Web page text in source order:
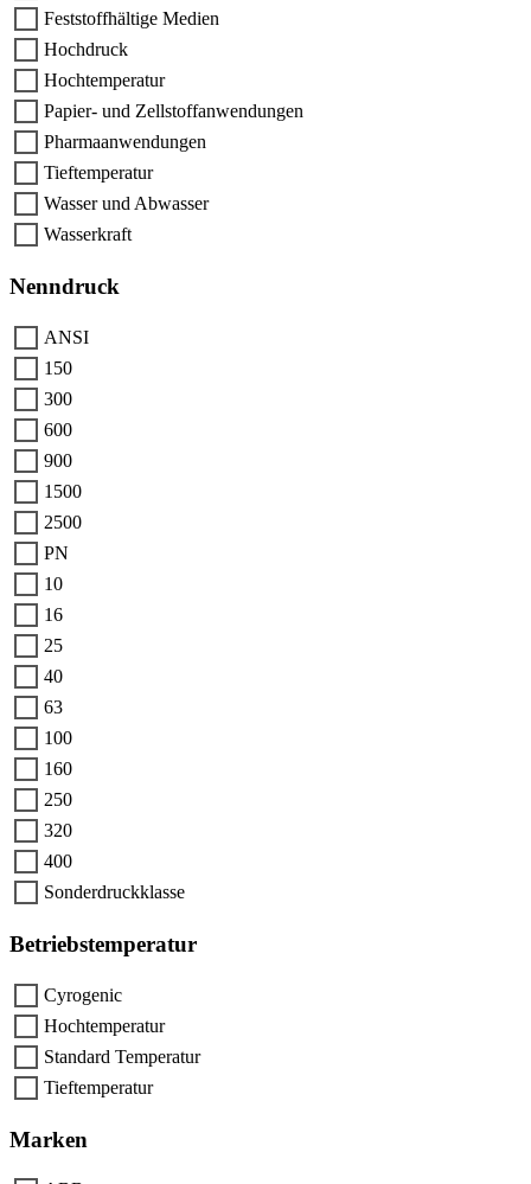
Feststoffhältige Medien
Hochdruck
Hochtemperatur
Papier- und Zellstoffanwendungen
Pharmaanwendungen
Tieftemperatur
Wasser und Abwasser
Wasserkraft
Nenndruck
ANSI
150
300
600
900
1500
2500
PN
10
16
25
40
63
100
160
250
320
400
Sonderdruckklasse
Betriebstemperatur
Cyrogenic
Hochtemperatur
Standard Temperatur
Tieftemperatur
Marken